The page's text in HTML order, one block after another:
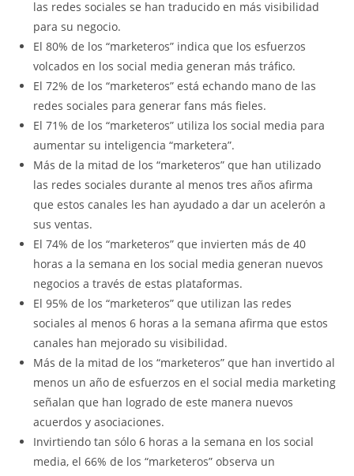
las redes sociales se han traducido en más visibilidad
para su negocio.
El 80% de los “marketeros” indica que los esfuerzos
volcados en los social media generan más tráfico.
El 72% de los “marketeros” está echando mano de las
redes sociales para generar fans más fieles.
El 71% de los “marketeros” utiliza los social media para
aumentar su inteligencia “marketera”.
Más de la mitad de los “marketeros” que han utilizado
las redes sociales durante al menos tres años afirma
que estos canales les han ayudado a dar un acelerón a
sus ventas.
El 74% de los “marketeros” que invierten más de 40
horas a la semana en los social media generan nuevos
negocios a través de estas plataformas.
El 95% de los “marketeros” que utilizan las redes
sociales al menos 6 horas a la semana afirma que estos
canales han mejorado su visibilidad.
Más de la mitad de los “marketeros” que han invertido al
menos un año de esfuerzos en el social media marketing
señalan que han logrado de este manera nuevos
acuerdos y asociaciones.
Invirtiendo tan sólo 6 horas a la semana en los social
media, el 66% de los “marketeros” observa un